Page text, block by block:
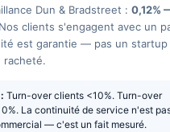
Dun & Bradstreet : 0,12%
clients s'engagent avec un
est garantie — pas un startup
racheté.
Turn-over clients <10%. Turn-over
La continuité de service n'est
— c'est un fait mesuré.